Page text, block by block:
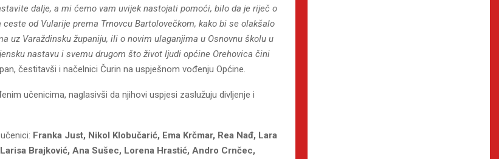
dalje, a mi ćemo vam uvijek nastojati pomoći, bilo da je riječ o
od Vularije prema Trnovcu Bartolovečkom, kako bi se olakšalo
uz Varaždinsku županiju, ili o novim ulaganjima u Osnovnu školu u
nastavu i svemu drugom što život ljudi općine Orehovica čini
čestitavši i načelnici Čurin na uspješnom vođenju Općine.
učenicima, naglasivši da njihovi uspjesi zaslužuju divljenje i
Franka Just, Nikol Klobučarić, Ema Krčmar, Rea Nađ, Lara
Brajković, Ana Sušec, Lorena Hrastić, Andro Crnčec,